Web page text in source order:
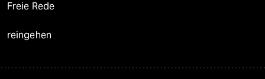
Freie Rede
reingehen